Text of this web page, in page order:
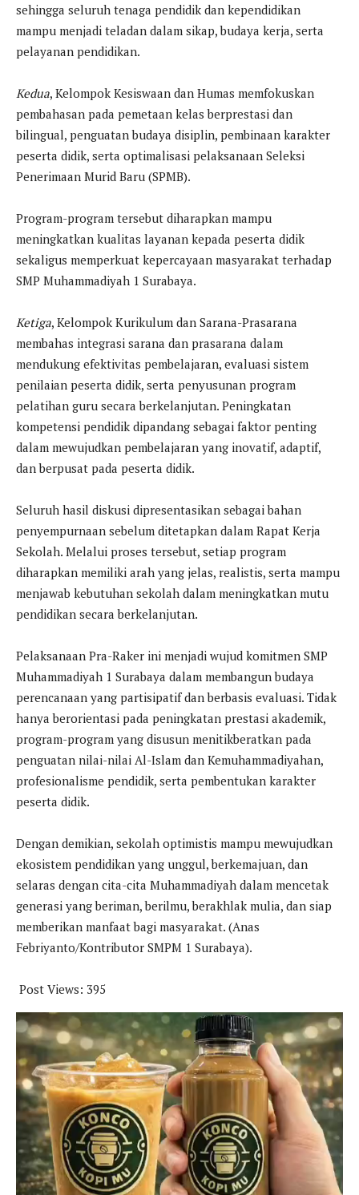
sehingga seluruh tenaga pendidik dan kependidikan
mampu menjadi teladan dalam sikap, budaya kerja, serta
pelayanan pendidikan.
Kedua, Kelompok Kesiswaan dan Humas memfokuskan
pembahasan pada pemetaan kelas berprestasi dan
bilingual, penguatan budaya disiplin, pembinaan karakter
peserta didik, serta optimalisasi pelaksanaan Seleksi
Penerimaan Murid Baru (SPMB).
Program-program tersebut diharapkan mampu
meningkatkan kualitas layanan kepada peserta didik
sekaligus memperkuat kepercayaan masyarakat terhadap
SMP Muhammadiyah 1 Surabaya.
Ketiga, Kelompok Kurikulum dan Sarana-Prasarana
membahas integrasi sarana dan prasarana dalam
mendukung efektivitas pembelajaran, evaluasi sistem
penilaian peserta didik, serta penyusunan program
pelatihan guru secara berkelanjutan. Peningkatan
kompetensi pendidik dipandang sebagai faktor penting
dalam mewujudkan pembelajaran yang inovatif, adaptif,
dan berpusat pada peserta didik.
Seluruh hasil diskusi dipresentasikan sebagai bahan
penyempurnaan sebelum ditetapkan dalam Rapat Kerja
Sekolah. Melalui proses tersebut, setiap program
diharapkan memiliki arah yang jelas, realistis, serta mampu
menjawab kebutuhan sekolah dalam meningkatkan mutu
pendidikan secara berkelanjutan.
Pelaksanaan Pra-Raker ini menjadi wujud komitmen SMP
Muhammadiyah 1 Surabaya dalam membangun budaya
perencanaan yang partisipatif dan berbasis evaluasi. Tidak
hanya berorientasi pada peningkatan prestasi akademik,
program-program yang disusun menitikberatkan pada
penguatan nilai-nilai Al-Islam dan Kemuhammadiyahan,
profesionalisme pendidik, serta pembentukan karakter
peserta didik.
Dengan demikian, sekolah optimistis mampu mewujudkan
ekosistem pendidikan yang unggul, berkemajuan, dan
selaras dengan cita-cita Muhammadiyah dalam mencetak
generasi yang beriman, berilmu, berakhlak mulia, dan siap
memberikan manfaat bagi masyarakat. (Anas
Febriyanto/Kontributor SMPM 1 Surabaya).
Post Views: 395